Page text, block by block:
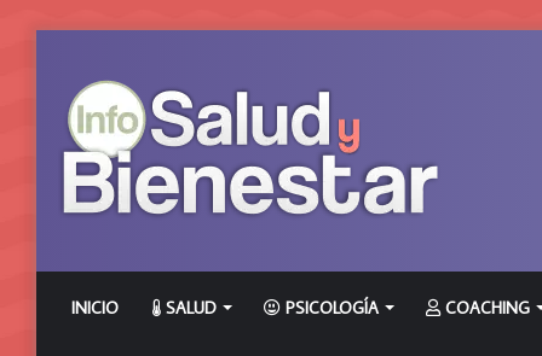
INICIO SALUD PSICOLOGÍA COACHING